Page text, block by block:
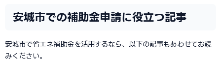
安城市での補助金申請に役立つ記事
安城市で省エネ補助金を活用するなら、以下の記事もあわせてお読
みください。